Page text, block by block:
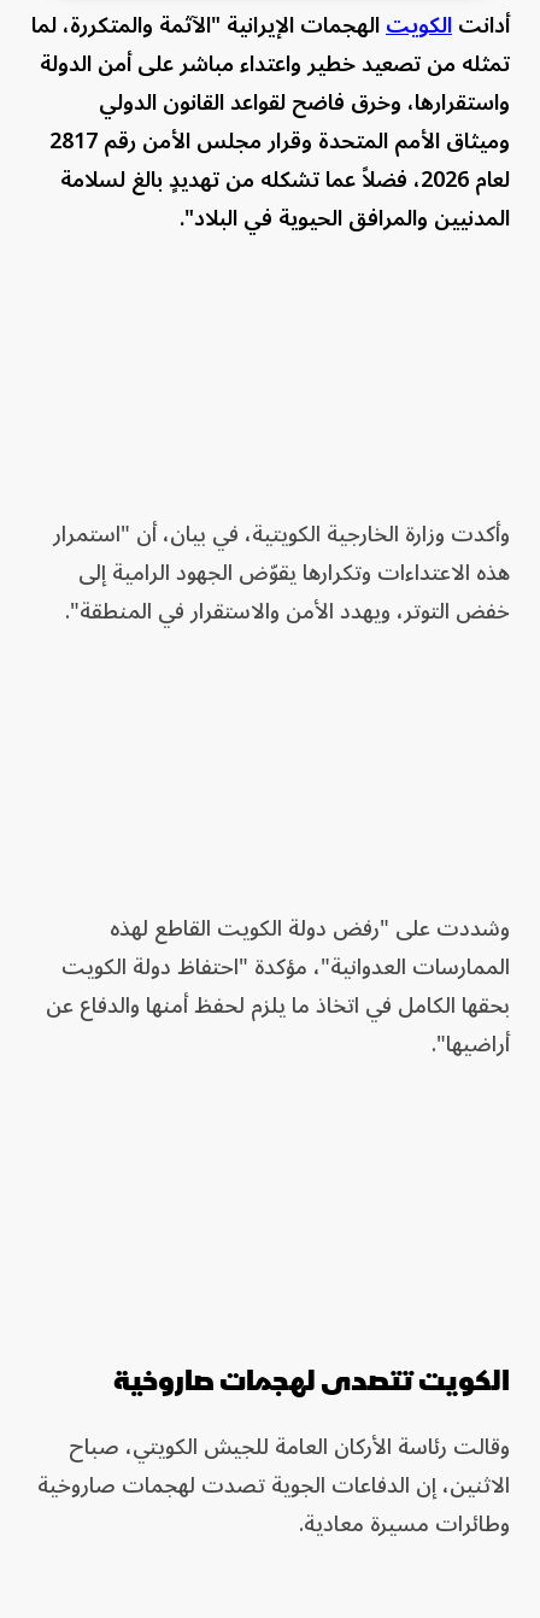
أدانتالكويتالهجمات الإيرانية "الآثمة والمتكررة، لما
تمثله من تصعيد خطير واعتداء مباشر على أمن الدولة
واستقرارها، وخرق فاضح لقواعد القانون الدولي
وميثاق الأمم المتحدة وقرار مجلس الأمن رقم 2817
لعام 2026، فضلاً عما تشكله من تهديدٍ بالغ لسلامة
المدنيين والمرافق الحيوية في البلاد".
وأكدت وزارة الخارجية الكويتية، في بيان، أن "استمرار
هذه الاعتداءات وتكرارها يقوّض الجهود الرامية إلى
خفض التوتر، ويهدد الأمن والاستقرار في المنطقة".
وشددت على "رفض دولة الكويت القاطع لهذه
الممارسات العدوانية"، مؤكدة "احتفاظ دولة الكويت
بحقها الكامل في اتخاذ ما يلزم لحفظ أمنها والدفاع عن
أراضيها".
الكويت تتصدى لهجمات صاروخية
وقالت رئاسة الأركان العامة للجيش الكويتي، صباح
الاثنين، إن الدفاعات الجوية تصدت لهجمات صاروخية
وطائرات مسيرة معادية.